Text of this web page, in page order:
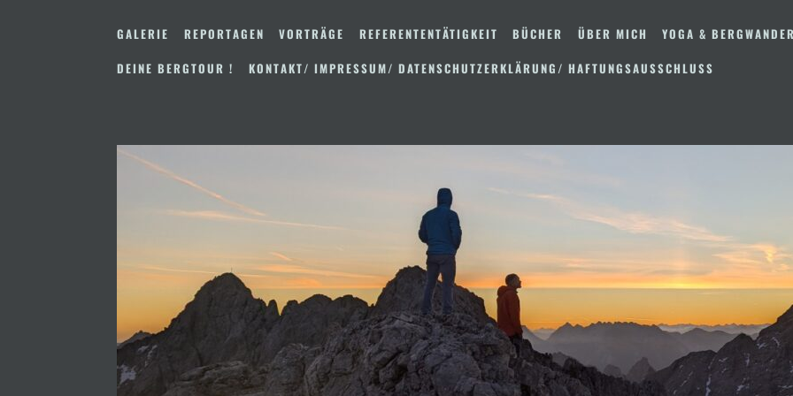
Inhalt
GALERIE REPORTAGEN VORTRÄGE REFERENTENTÄTIGKEIT BÜCHER ÜBER MICH
YOGA &
DEINE BERGTOUR !
KONTAKT/ IMPRESSUM/ DATENSCHUTZERKLÄRUNG/ HAFTUNGSAUSSCHLUSS